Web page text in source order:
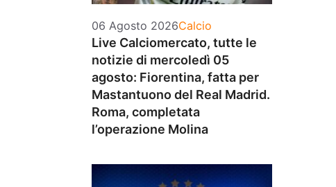
06 Agosto 2026Categorie
Calcio
Live Calciomercato, tutte le
notizie di mercoledì 05
agosto: Fiorentina, fatta per
Mastantuono del Real Madrid.
Roma, completata
l’operazione Molina